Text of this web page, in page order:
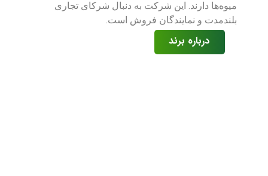
درباره برند
میوه‌ها دارند. این شرکت به دنبال شرکای تجاری
بلندمدت و نمایندگان فروش است.